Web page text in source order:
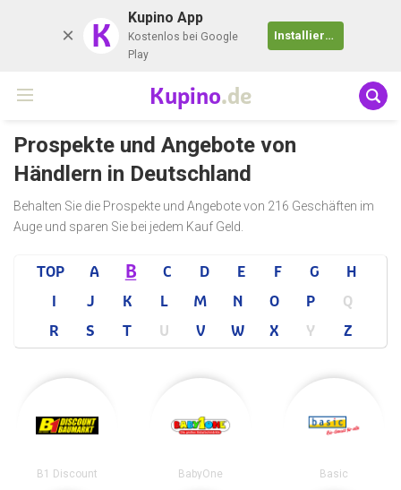
K Kupino App
Kostenlos bei Google
Play
Installieren
Kupino.de
Prospekte und Angebote von
Händlern in Deutschland
Behalten Sie die Prospekte und Angebote von 216 Geschäften im
Auge und sparen Sie bei jedem Kauf Geld.
TOP A B C D E F G
H
I
J K L M N O P
Q
R
S T U V W X Y Z
B1 Discount BabyOne Basic